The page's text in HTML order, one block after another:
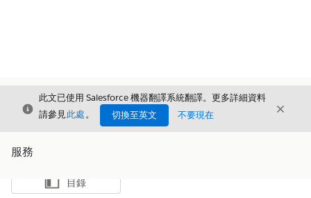
結束
此文已使用 Salesforce 機器翻譯系統翻譯。更多詳細資料
請參見此處。 切換至英文 不要現在 結束
服務
顯示目錄
目錄